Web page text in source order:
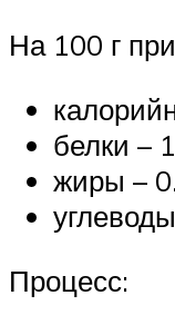
На 100 г
белки –
жиры –
Процесс: